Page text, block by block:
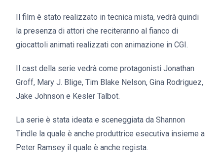
Il film è stato realizzato in tecnica mista, vedrà quindi
la presenza di attori che reciteranno al fianco di
giocattoli animati realizzati con animazione in CGI.
Il cast della serie vedrà come protagonisti Jonathan
Groff, Mary J. Blige, Tim Blake Nelson, Gina Rodriguez,
Jake Johnson e Kesler Talbot.
La serie è stata ideata e sceneggiata da Shannon
Tindle la quale è anche produttrice esecutiva insieme a
Peter Ramsey il quale è anche regista.